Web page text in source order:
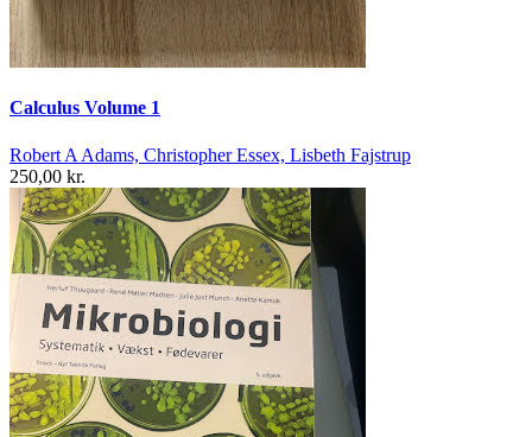
Calculus Volume 1
Robert A Adams, Christopher Essex, Lisbeth Fajstrup
250,00 kr.